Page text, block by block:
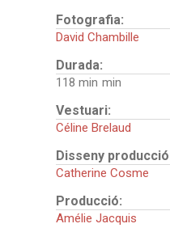
Fotografia:
David Chambille
Durada:
118 min
Vestuari:
Céline Brelaud
Disseny
Catherine Cosme
Producció:
Amélie Jacquis